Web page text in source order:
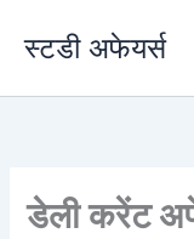
स्टडी अफेयर्स
डेली करेंट